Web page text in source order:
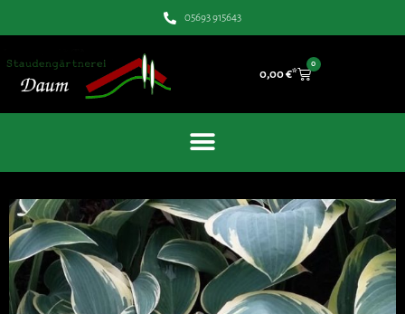
05693 915643
0,00€
0